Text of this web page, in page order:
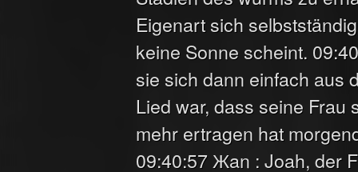
Eigenart sich
keine Sonne scheint.
sie sich dann einfach aus
Lied war, dass seine Frau
mehr ertragen hat
09:40:57 Жan : Joah, der